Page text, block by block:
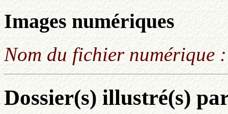
Images numériques
Nom du fichier numérique
Dossier(s) illustré(s)